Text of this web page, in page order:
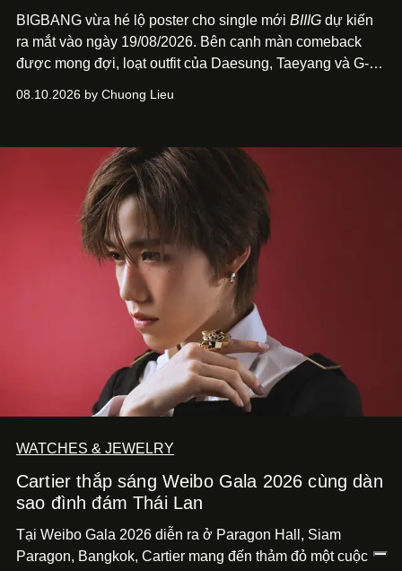
BIGBANG vừa hé lộ poster cho single mới BIIIG dự kiến
ra mắt vào ngày 19/08/2026. Bên cạnh màn comeback
được mong đợi, loạt outfit của Daesung, Taeyang và G-
08.10.2026 by Chuong Lieu
WATCHES & JEWELRY
Cartier thắp sáng Weibo Gala 2026 cùng dàn
sao đình đám Thái Lan
Tại Weibo Gala 2026 diễn ra ở Paragon Hall, Siam
Paragon, Bangkok, Cartier mang đến thảm đỏ một cuộc